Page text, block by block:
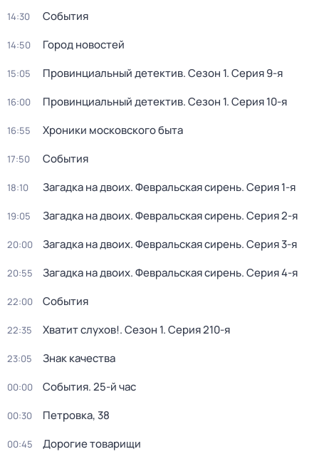
14:30 События
14:50 Город новостей
15:05 Провинциальный детектив. Сезон 1. Серия 9-я
16:00 Провинциальный детектив. Сезон 1. Серия 10-я
16:55 Хроники московского быта
17:50 События
18:10 Загадка на двоих. Февральская сирень. Серия 1-я
19:05 Загадка на двоих. Февральская сирень. Серия 2-я
20:00 Загадка на двоих. Февральская сирень. Серия 3-я
20:55 Загадка на двоих. Февральская сирень. Серия 4-я
22:00 События
22:35 Хватит слухов!. Сезон 1. Серия 210-я
23:05 Знак качества
00:00 События. 25-й час
00:30 Петровка, 38
00:45 Дорогие товарищи